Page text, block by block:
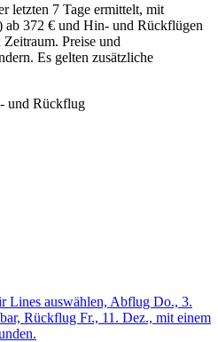
letzten 7 Tage ermittelt, mit
372 € und Hin- und Rückflügen
Preise und
Es gelten zusätzliche
und Rückflug
Lines auswählen, Abflug Do., 3.
Rückflug Fr., 11. Dez., mit einem